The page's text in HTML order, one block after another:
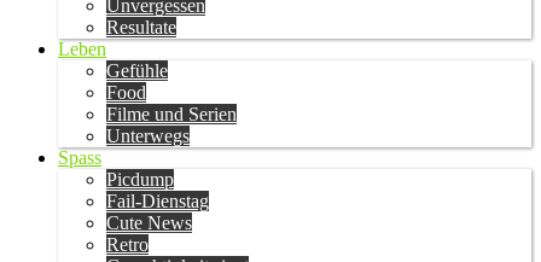
Unvergessen
Resultate
Leben
Gefühle
Food
Filme und Serien
Unterwegs
Spass
Picdump
Fail-Dienstag
Cute News
Retro